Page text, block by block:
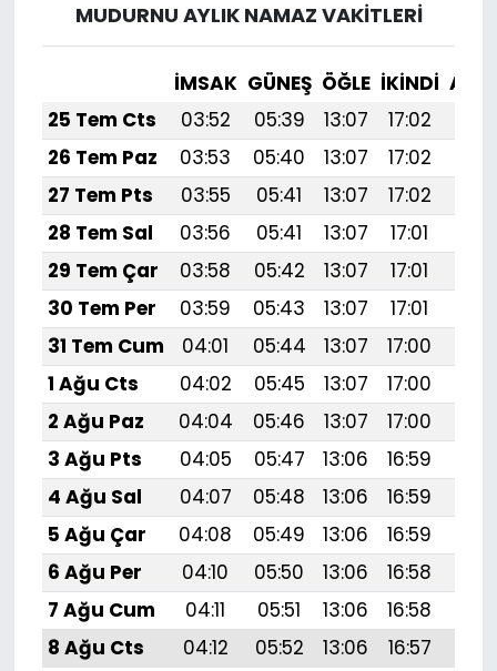
MUDURNU AYLIK NAMAZ VAKITLERI
İMSAK GÜNEŞ ÖĞLE İKINDI
25 Tem Cts
03:52 05:39 13:07 17:02
26 Tem Paz
03:53 05:40 13:07 17:02
27 Tem Pts
03:55 05:41 13:07 17:02
28 Tem Sal
03:56 05:41 13:07 17:01
29 Tem Çar
03:58 05:42 13:07 17:01
30 Tem Per
03:59 05:43 13:07 17:01
31 Tem Cum
04:01 05:44 13:07 17:00
1 Ağu Cts
04:02 05:45 13:07 17:00
2 Ağu Paz
04:04 05:46 13:07 17:00
3 Ağu Pts
04:05 05:47 13:06 16:59
4 Ağu Sal
04:07 05:48 13:06 16:59
5 Ağu Çar
04:08 05:49 13:06 16:59
6 Ağu Per
04:10 05:50 13:06 16:58
7 Ağu Cum
04:11 05:51 13:06 16:58
8 Ağu Cts
04:12 05:52 13:06 16:57